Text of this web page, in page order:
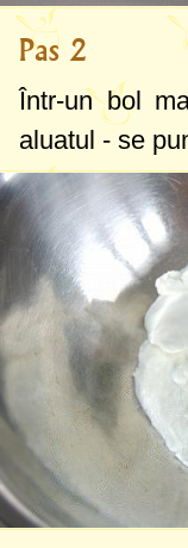
Pas 2
Într-un bol
aluatul - se